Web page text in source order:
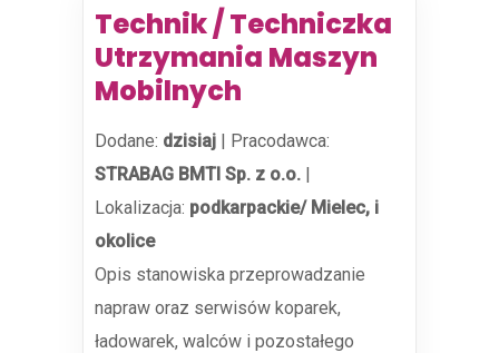
Technik / Techniczka
Utrzymania Maszyn
Mobilnych
Dodane: dzisiaj | Pracodawca:
STRABAG BMTI Sp. z o.o. |
Lokalizacja: podkarpackie/ Mielec, i
okolice
Opis stanowiska przeprowadzanie
napraw oraz serwisów koparek,
ładowarek, walców i pozostałego